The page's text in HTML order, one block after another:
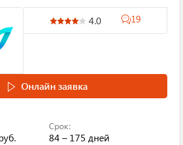
4.0 19
Онлайн заявка
Срок:
84 – 175 дней